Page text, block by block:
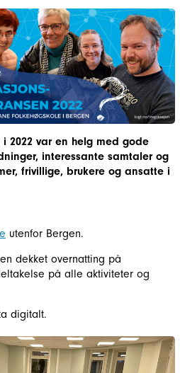
2022 var en helg med gode
interessante samtaler og
frivillige, brukere og ansatte i
utenfor Bergen.
dekket overnatting på
på alle aktiviteter og
digitalt.